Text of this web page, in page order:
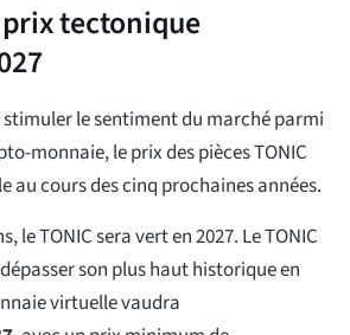
tectonique
stimuler le sentiment du marché parmi
monnaie, le prix des pièces TONIC
au cours des cinq prochaines années.
le TONIC sera vert en 2027. Le TONIC
son plus haut historique en
virtuelle vaudra